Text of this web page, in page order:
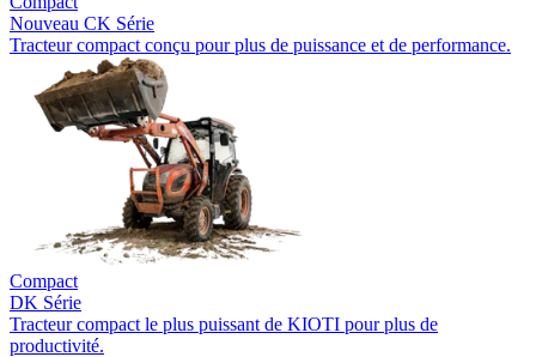
Nouveau CK Série
Tracteur compact conçu pour plus de puissance et de performance.
Compact
DK Série
Tracteur compact le plus puissant de KIOTI pour plus de
productivité.